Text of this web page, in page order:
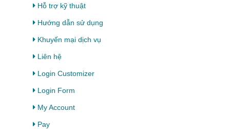
Hỗ trợ kỹ thuật
Hướng dẫn sử dụng
Khuyến mại dịch vụ
Liên hệ
Login Customizer
Login Form
My Account
Pay